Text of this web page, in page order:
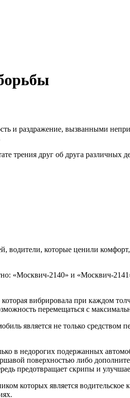
и раздражение, вызванными
трения друг об друга
водители, которые ценили
«Москвич-2140» и «Москвич-
вибрировала при каждом
перемещаться с
является не только
в недорогих подержанных
поверхностью либо
предотвращает скрипы и
которых является водительское